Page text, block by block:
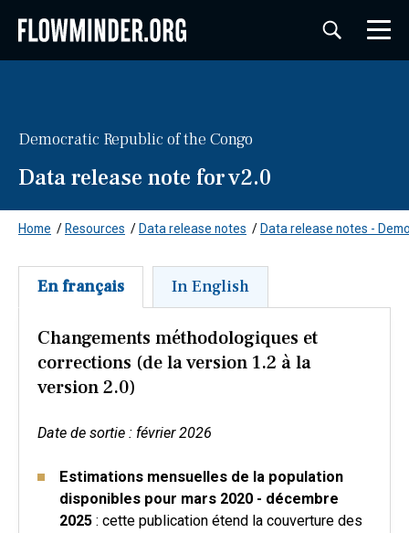
Democratic Republic of the Congo
Data release note for v2.0
Home / Resources / Data release notes / Data release notes -
En français In English
Changements méthodologiques et
corrections (de la version 1.2 à la
version 2.0)
Date de sortie : février 2026
Estimations mensuelles de la population
disponibles pour mars 2020 - décembre
2025 : cette publication étend la couverture des